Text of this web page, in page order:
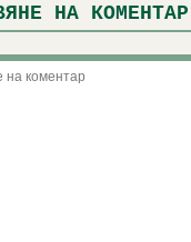
НА КОМЕНТАР